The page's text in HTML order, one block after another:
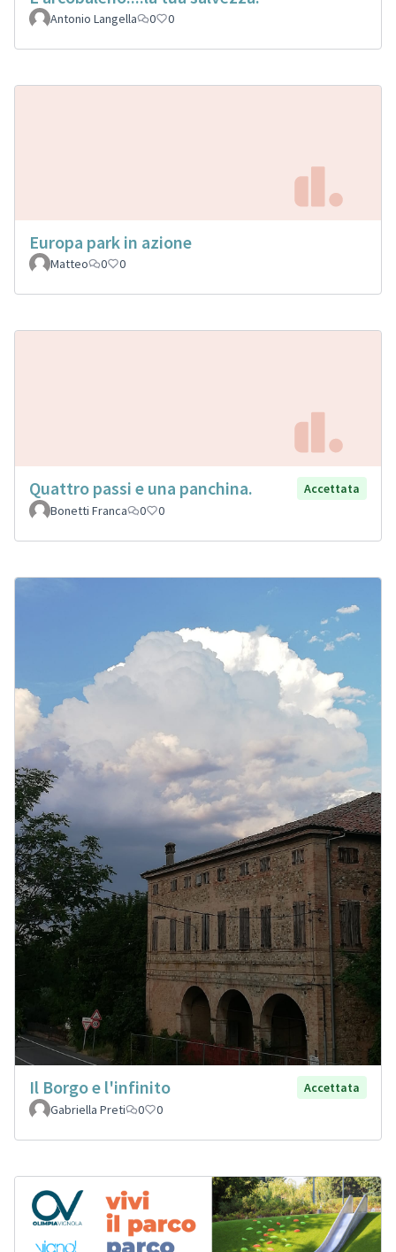
Antonio Langella 0 0
Europa park in azione
Matteo 0 0
Quattro passi e una panchina.
Accettata
Bonetti Franca
0 0
Il Borgo e l'infinito
Accettata
Gabriella Preti
0 0